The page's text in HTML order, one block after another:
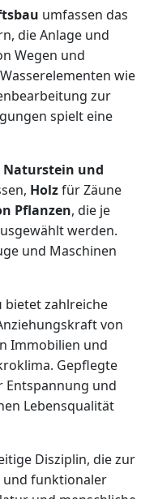
umfassen das
die Anlage und
Wegen und
wie
zur
spielt eine
und
Holzfür Zäune
Pflanzen, die je
werden.
und Maschinen
bietet zahlreiche
von
Immobilien und
Gepflegte
Entspannung und
Lebensqualität
Disziplin, die zur
und funktionaler